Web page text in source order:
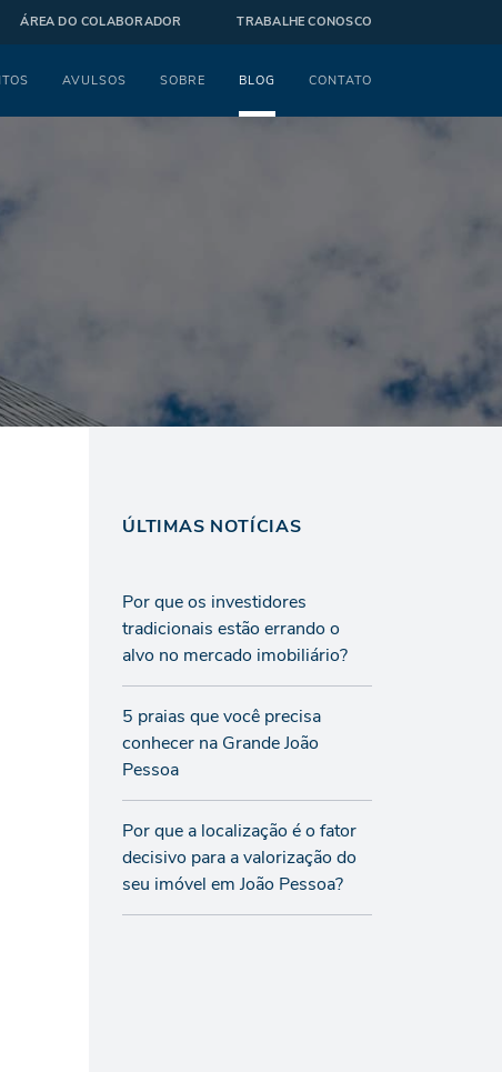
ÁREA DO COLABORADOR TRABALHE CONOSCO
AVULSOS SOBRE BLOG CONTATO
ÚLTIMAS NOTÍCIAS
Por que os investidores
tradicionais estão errando o
alvo no mercado imobiliário?
5 praias que você precisa
conhecer na Grande João
Pessoa
Por que a localização é o fator
decisivo para a valorização do
seu imóvel em João Pessoa?